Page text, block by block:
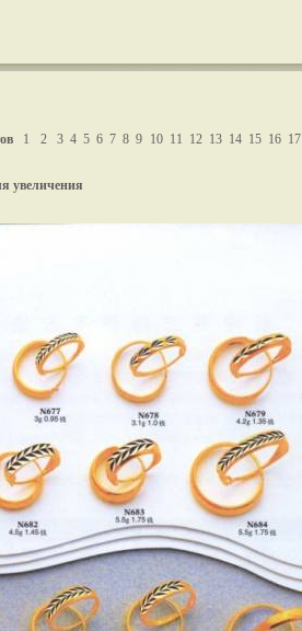
1 2 3 4 5 6 7 8 9 10 11 12 13 14 15 16 17
увеличения